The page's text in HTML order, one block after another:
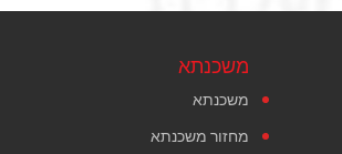
משכנתא
משכנתא
מחזור משכנתא